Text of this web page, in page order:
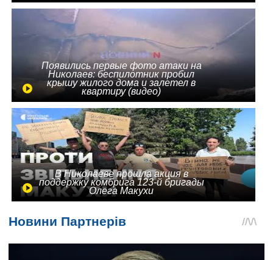
Появились первые фото атаки на
Николаев: беспилотник пробил
крышу жилого дома и залетел в
квартиру (видео)
В Николаеве прошла акция в
поддержку комбрига 123-й бригады
Олега Макухи